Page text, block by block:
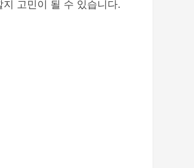
고민이 될 수 있습니다.